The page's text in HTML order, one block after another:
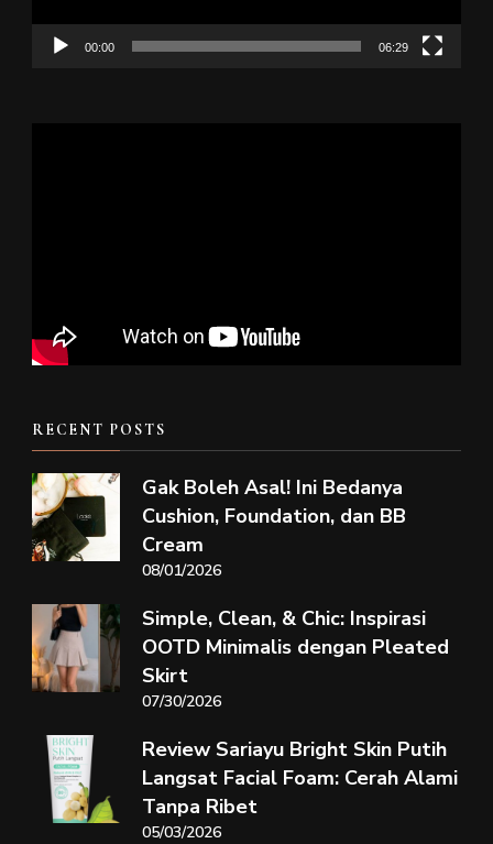
00:00 06:29
RECENT POSTS
Gak Boleh Asal! Ini Bedanya
Cushion, Foundation, dan BB
Cream
08/01/2026
Simple, Clean, & Chic: Inspirasi
OOTD Minimalis dengan Pleated
Skirt
07/30/2026
Review Sariayu Bright Skin Putih
Langsat Facial Foam: Cerah Alami
Tanpa Ribet
05/03/2026